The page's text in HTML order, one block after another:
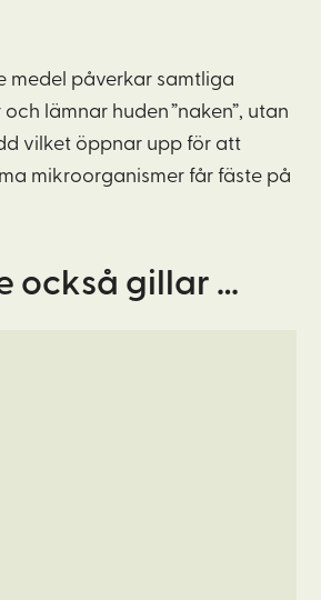
medel påverkar samtliga
lämnar huden ”naken”, utan
vilket öppnar upp för att
mikroorganismer får fäste på
också gillar …